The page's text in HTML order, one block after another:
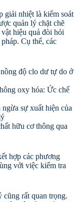
giải nhiệt là kiểm soát
quản lý chặt chẽ
hiệu quả đòi hỏi
Cụ thể, các
độ clo dư tự do ở
oxy hóa: Ức chế
sự xuất hiện của
hữu cơ thông qua
hợp các phương
với việc kiểm tra
cũng rất quan trọng.